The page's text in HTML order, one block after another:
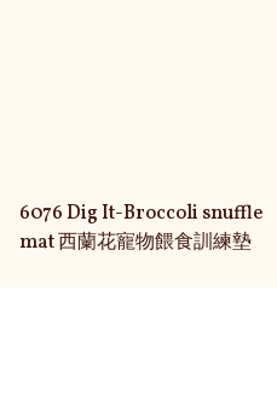
6076 Dig It-Broccoli snuffle
mat 西蘭花寵物餵食訓練墊